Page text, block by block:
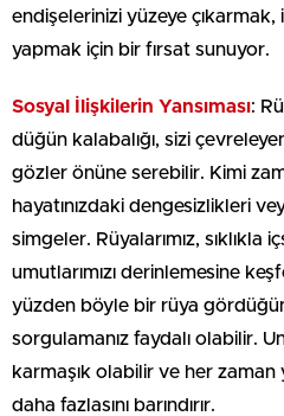
endişelerinizi yüzeye
yapmak için bir fırsat sunuyor.
Sosyal İlişkilerin Yansıması:
düğün kalabalığı, sizi
gözler önüne serebilir. Kimi
hayatınızdaki dengesizlikleri
simgeler. Rüyalarımız, sıklıkla
umutlarımızı derinlemesine
yüzden böyle bir rüya
sorgulamanız faydalı olabilir.
karmaşık olabilir ve her
daha fazlasını barındırır.